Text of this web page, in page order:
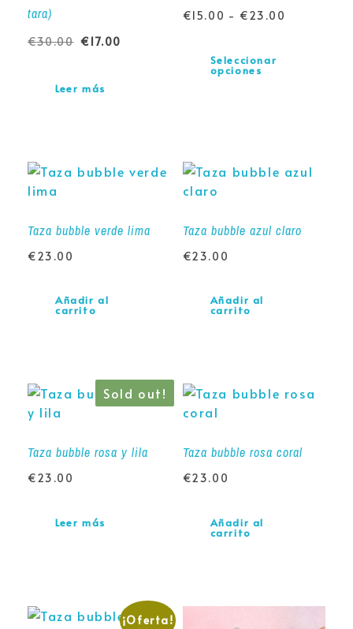
tara)
€30.00 € 17.00
Leer más
€15.00 - €23.00
Seleccionar
opciones
Taza bubble verde lima
€23.00
Añadir al
carrito
Taza bubble azul claro
€23.00
Añadir al
carrito
Sold out!
Taza bubble rosa y lila
€23.00
Leer más
Taza bubble rosa coral
€23.00
Añadir al
carrito
¡Oferta!